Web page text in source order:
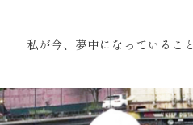
私が今、夢中になっていること